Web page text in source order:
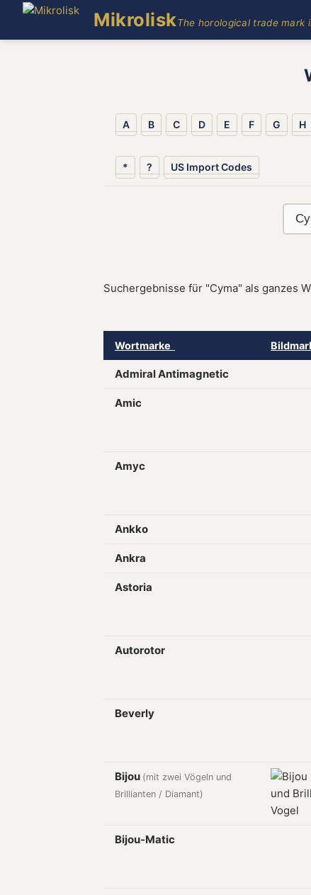
MikroliskThe horological trade mark
A B C D E F G H
* ? US Import Codes
Suchergebnisse für "Cyma" als ganzes
Wortmarke
Admiral Antimagnetic
Amic
Amyc
Ankko
Ankra
Astoria
Autorotor
Beverly
Bijou (mit zwei Vögeln und
Brillianten / Diamant)
Bijou-Matic